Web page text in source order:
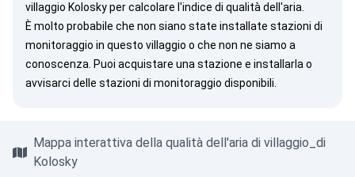
villaggio Kolosky per calcolare l'indice di qualità dell'aria.
È molto probabile che non siano state installate stazioni di
monitoraggio in questo villaggio o che non ne siamo a
conoscenza. Puoi acquistare una stazione e installarla o
avvisarci delle stazioni di monitoraggio disponibili.
Mappa interattiva della qualità dell'aria di villaggio_di
Kolosky